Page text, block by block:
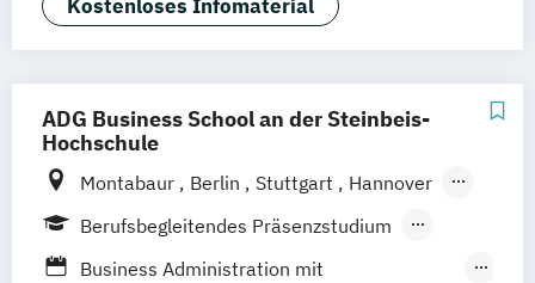
Kostenloses Infomaterial
ADG Business School an der Steinbeis-
Hochschule
Montabaur Berlin Stuttgart
Hannover
München
Dortmund 100 % digital
Berufsbegleitendes Präsenzstudium
Duales Studium
Business Administration mit